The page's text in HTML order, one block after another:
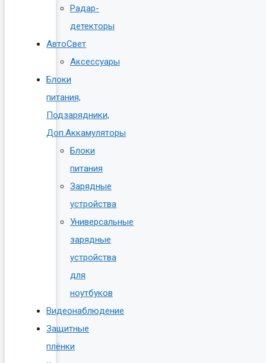
Радар-
детекторы
АвтоСвет
Аксессуары
Блоки
питания,
Подзарядники,
Доп.Аккамуляторы
Блоки
питания
Зарядные
устройства
Универсальные
зарядные
устройства
для
ноутбуков
Видеонаблюдение
Защитные
плёнки